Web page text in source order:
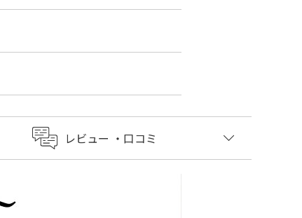
レビュー ・口コミ